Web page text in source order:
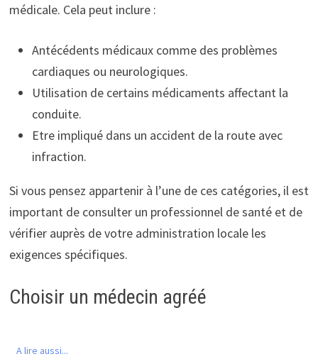
médicale. Cela peut inclure :
Antécédents médicaux comme des problèmes
cardiaques ou neurologiques.
Utilisation de certains médicaments affectant la
conduite.
Etre impliqué dans un accident de la route avec
infraction.
Si vous pensez appartenir à l’une de ces catégories, il est
important de consulter un professionnel de santé et de
vérifier auprès de votre administration locale les
exigences spécifiques.
Choisir un médecin agréé
A lire aussi...